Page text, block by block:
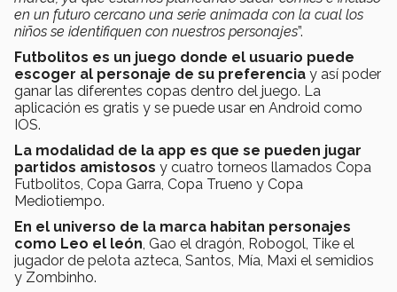
en un futuro cercano una serie animada con la cual los
niños se identifiquen con nuestros personajes”.
Futbolitos es un juego donde el usuario puede
escoger al personaje de su preferencia y así poder
ganar las diferentes copas dentro del juego. La
aplicación es gratis y se puede usar en Android como
IOS.
La modalidad de la app es que se pueden jugar
partidos amistosos y cuatro torneos llamados Copa
Futbolitos, Copa Garra, Copa Trueno y Copa
Mediotiempo.
En el universo de la marca habitan personajes
como Leo el león, Gao el dragón, Robogol, Tike el
jugador de pelota azteca, Santos, Mía, Maxi el semidios
y Zombinho.